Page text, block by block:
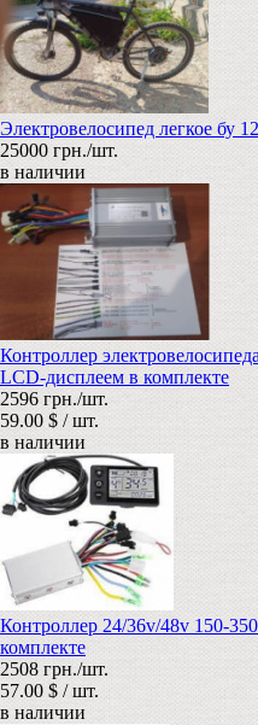
Электровелосипед легкое бу
25000 грн./шт.
в наличии
Контроллер
LCD-дисплеем в комплекте
2596 грн./шт.
59.00 $ / шт.
в наличии
Контроллер 24/36v/48v 150-
комплекте
2508 грн./шт.
57.00 $ / шт.
в наличии